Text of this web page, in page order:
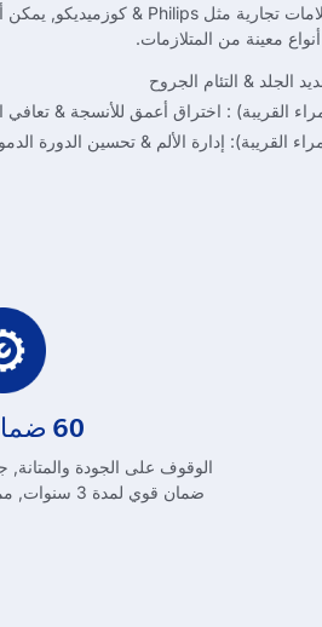
معينة من المتلازمات.
60 ضمان أشهر
ضمان قوي لمدة 3 سنوات, مما يجعل عملك يسير بسلاسة.